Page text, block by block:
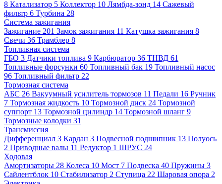
8 Катализатор 5 Коллектор 10 Лямбда-зонд 14 Сажевый
фильтр 6 Турбина 28
Система зажигания
Зажигание 201 Замок зажигания 11 Катушка зажигания 8
Свечи 36 Трамблер 8
Топливная система
ГБО 3 Датчики топлива 9 Карбюратор 36 ТНВД 61
Топливные форсунки 60 Топливный бак 19 Топливный насос
96 Топливный фильтр 22
Тормозная система
АБС 26 Вакуумный усилитель тормозов 11 Педали 16 Ручник
7 Тормозная жидкость 10 Тормозной диск 24 Тормозной
суппорт 13 Тормозной цилиндр 14 Тормозной шланг 9
Тормозные колодки 31
Трансмиссия
Дифференциал 3 Кардан 3 Подвесной подшипник 13 Полуось
2 Приводные валы 11 Редуктор 1 ШРУС 24
Ходовая
Амортизаторы 28 Колеса 10 Мост 7 Подвеска 40 Пружины 3
Сайлентблок 10 Стабилизатор 2 Ступица 22 Шаровая опора 2